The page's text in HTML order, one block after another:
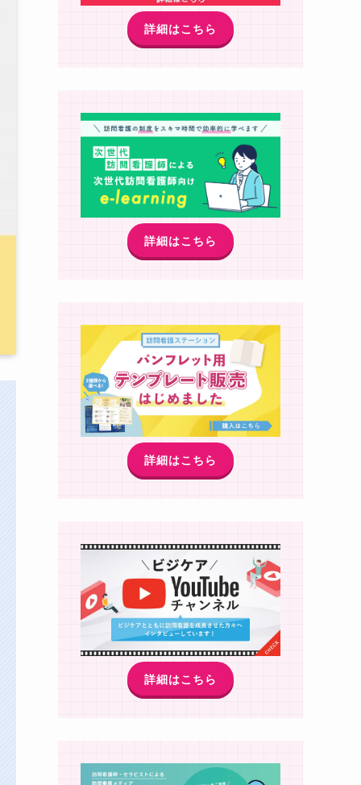
詳細はこちら
詳細はこちら
詳細はこちら
詳細はこちら